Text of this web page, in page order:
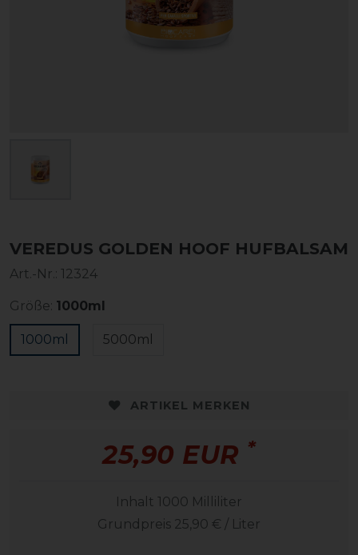
VEREDUS GOLDEN HOOF HUFBALSAM
Art.-Nr.: 12324
Größe: 1000ml
1000ml 5000ml
ARTIKEL MERKEN
25,90 EUR *
Inhalt 1000 Milliliter
Grundpreis 25,90 € / Liter